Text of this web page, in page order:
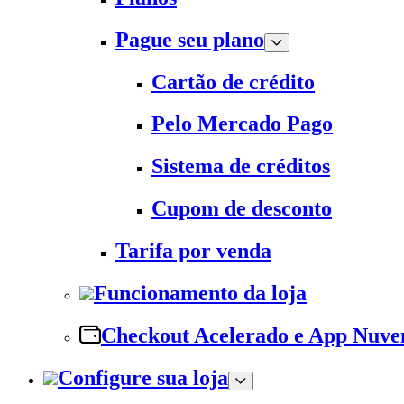
Pague seu plano
Cartão de crédito
Pelo Mercado Pago
Sistema de créditos
Cupom de desconto
Tarifa por venda
Funcionamento da loja
Checkout Acelerado e App
Configure sua loja